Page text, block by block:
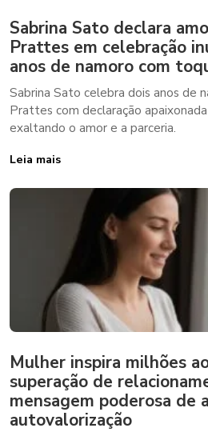
Sabrina Sato declara
Prattes em celebração
anos de namoro com
Sabrina Sato celebra dois anos de
Prattes com declaração
exaltando o amor e a parceria.
Leia mais
Mulher inspira milhões
superação de
mensagem poderosa de
autovalorização